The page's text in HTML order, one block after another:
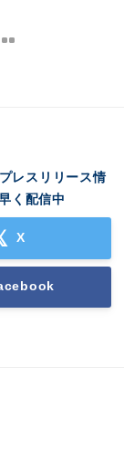
レスリリース情
く配信中
X